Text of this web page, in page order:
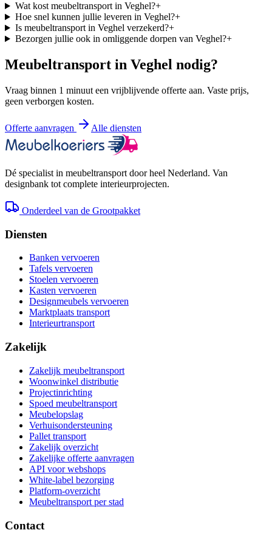
Wat kost meubeltransport in Veghel?+
Hoe snel kunnen jullie leveren in Veghel?+
Is meubeltransport in Veghel verzekerd?+
Bezorgen jullie ook in omliggende dorpen van Veghel?+
Meubeltransport in Veghel nodig?
Vraag binnen 1 minuut een vrijblijvende offerte aan. Vaste prijs,
geen verborgen kosten.
Offerte aanvragen Alle diensten
Dé specialist in meubeltransport door heel Nederland. Van
designbank tot complete interieurprojecten.
Onderdeel van de Grootpakket
Diensten
Banken vervoeren
Tafels vervoeren
Stoelen vervoeren
Kasten vervoeren
Designmeubels vervoeren
Marktplaats transport
Interieurtransport
Zakelijk
Zakelijk meubeltransport
Woonwinkel distributie
Projectinrichting
Spoed meubeltransport
Meubelopslag
Verhuisondersteuning
Pallet transport
Zakelijk overzicht
Zakelijke offerte aanvragen
API voor webshops
White-label bezorging
Platform-overzicht
Meubeltransport per stad
Contact